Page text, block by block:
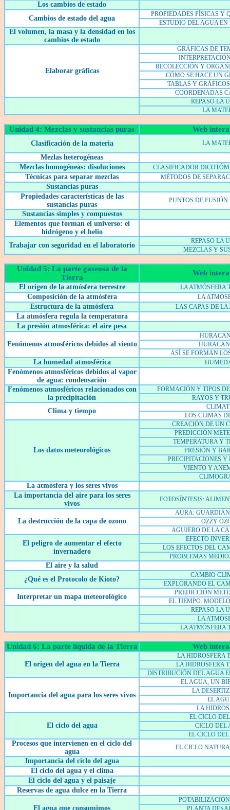
Los cambios de estado
Cambios de estado del agua
PROPIEDADES FÍSICAS Y
ESTUDIO DEL AGUA
El volumen, la masa y la densidad en los
cambios de estado
Elaborar gráficas
GRÁFICAS DE
RECOLECCIÓN Y
CÓMO SE HACE UN
TABLAS Y
COORDENADAS
REPASO LA
LA
Unidad 4: Mezclas y sustancias puras Web
Clasificación de la materia LA
Mezlas heterogéneas
Mezclas homogéneas: disoluciones
CLASIFICADOR
Técnicas para separar mezclas MÉTODOS DE
Sustancias puras
Propiedades características de las
sustancias puras
PUNTOS DE
Sustancias simples y compuestos
Elementos que forman el universo: el
hidrógeno y el helio
Trabajar con seguridad en el laboratorio
REPASO LA
MEZCLAS Y
Unidad 5: La parte gaseosa de la
Tierra
Web
El origen de la atmósfera terrestre LA ATMÓSFERA
Composición de la atmósfera LA
Estructura de la atmósfera LAS CAPAS DE LA
La atmósfera regula la temperatura
La presión atmosférica: el aire pesa
Fenómenos atmosféricos debidos al viento
ASÍ SE FORMAN
La humedad atmosférica
Fenómenos atmosféricos debidos al vapor
de agua: condensación
Fenómenos atmosféricos relacionados con
la precipitación
FORMACIÓN Y TIPOS
RAYOS Y
Clima y tiempo
LOS CLIMAS
Los datos meteorológicos
CREACIÓN DE UN
PREDICCIÓN
TEMPERATURA Y
PRESIÓN Y
PRECIPITACIONES
VIENTO Y
La atmósfera y los seres vivos
La importancia del aire para los seres
vivos
FOTOSÍNTESIS:
La destrucción de la capa de ozono
AURA:
OZZY
AGUJERO DE LA
El peligro de aumentar el efecto
invernadero
EFECTO
LOS EFECTOS DEL
PROBLEMAS
El aire y la salud
¿Qué es el Protocolo de Kioto?
CAMBIO
EXPLORANDO EL
Interpretar un mapa meteorológico
PREDICCIÓN
EL TIEMPO.
REPASO LA
LA
LA ATMÓSFERA
Unidad 6: La parte líquida de la Tierra Web
El origen del agua en la Tierra
LA HIDROSFERA
LA HIDROSFERA
DISTRIBUCIÓN DEL AGUA
Importancia del agua para los seres vivos
EL AGUA, UN
LA
EL
LA
El ciclo del agua
EL CICLO
CICLO DEL
EL CICLO
Procesos que intervienen en el ciclo del
agua
EL CICLO
Importancia del ciclo del agua
El ciclo del agua y el clima
El ciclo del agua y el paisaje
Reservas de agua dulce en la Tierra
El agua que consumimos
PLANTA